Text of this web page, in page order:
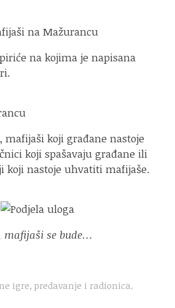
na kojima je napisana
koji građane nastoje
koji spašavaju građane ili
koji nastoje uhvatiti mafijaše.
mafijaši se bude…
igre, predavanje i radionica.